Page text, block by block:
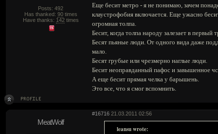
Posts: 492
Has thanked: 90times
Have thanks: 142times
Еще бесит метро - я не понимаю, зачем
клаустрофобия включается. Еще ужасно
огромная толпа.
Бесит, когда толпа народу залезает в
Бесят пьяные люди. От одного вида даже
мало.
Бесят грубые или чрезмерно наглые люди.
Бесит неоправданный пафос и завышенное
А еще бесит прямая челка у барышень.
Это все, что я смог вспомнить.
#16716 21.03.2011 02:56
MeatWolf
leansu wrote: